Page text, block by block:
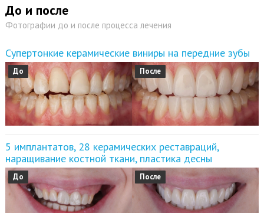
До и после
Фотографии до и после процесса лечения
Супертонкие керамические виниры на передние зубы
До После
5 имплантатов, 28 керамических реставраций,
наращивание костной ткани, пластика десны
До После